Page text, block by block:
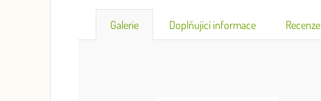
Galerie Doplňující informace Recenze